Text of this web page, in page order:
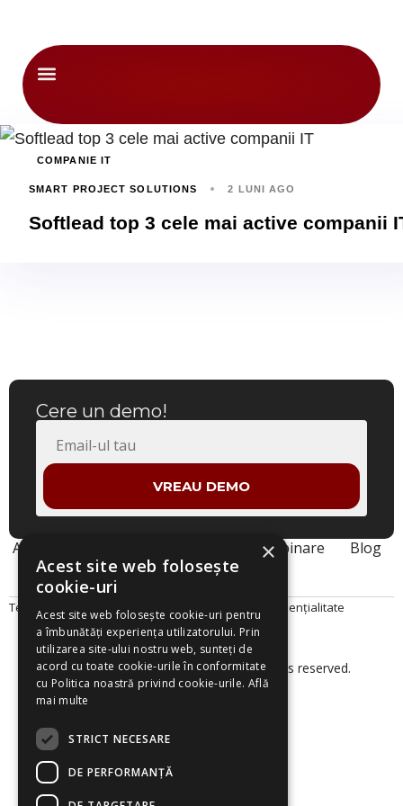
COMPANIE IT
SMART PROJECT SOLUTIONS 2 LUNI AGO
Softlead top 3 cele mai active companii
Cere un demo!
VREAU DEMO
Acasa Webinare
Blog
Contact
© 2026 Smart Project Solutions. All rights reserved.
Termeni și Condiții Politica Cookies Politica de Confidențialitate
×
Acest site web folosește
cookie-uri
Acest site web folosește cookie-uri pentru
a îmbunătăți experiența utilizatorului. Prin
utilizarea site-ului nostru web, sunteți de
acord cu toate cookie-urile în conformitate
cu Politica noastră privind cookie-urile. Află
mai multe
STRICT NECESARE
DE PERFORMANȚĂ